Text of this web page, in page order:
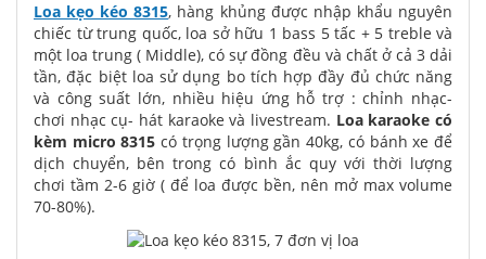
Loa kẹo kéo 8315, hàng khủng được nhập khẩu nguyên
chiếc từ trung quốc, loa sở hữu 1 bass 5 tấc + 5 treble và
một loa trung ( Middle), có sự đồng đều và chất ở cả 3 dải
tần, đặc biệt loa sử dụng bo tích hợp đầy đủ chức năng
và công suất lớn, nhiều hiệu ứng hỗ trợ : chỉnh nhạc-
chơi nhạc cụ- hát karaoke và livestream. Loa karaoke có
kèm micro 8315 có trọng lượng gần 40kg, có bánh xe để
dịch chuyển, bên trong có bình ắc quy với thời lượng
chơi tầm 2-6 giờ ( để loa được bền, nên mở max volume
70-80%).